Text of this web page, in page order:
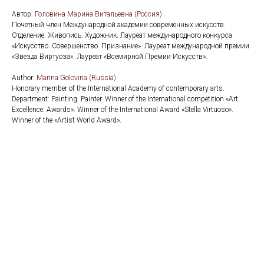
Автор: Головина Марина Витальевна (Россия)
Почетный член Международной академии современных искусств.
Отделение: Живопись. Художник. Лауреат международного конкурса
«Искусство. Совершенство. Признание». Лауреат международной премии
«Звезда Виртуоза». Лауреат «Всемирной Премии Искусств».
Author: Marina Golovina (Russia)
Honorary member of the International Academy of contemporary arts.
Department: Painting. Painter. Winner of the International competition «Art.
Excellence. Awards». Winner of the International Award «Stella Virtuoso».
Winner of the «Artist World Award».